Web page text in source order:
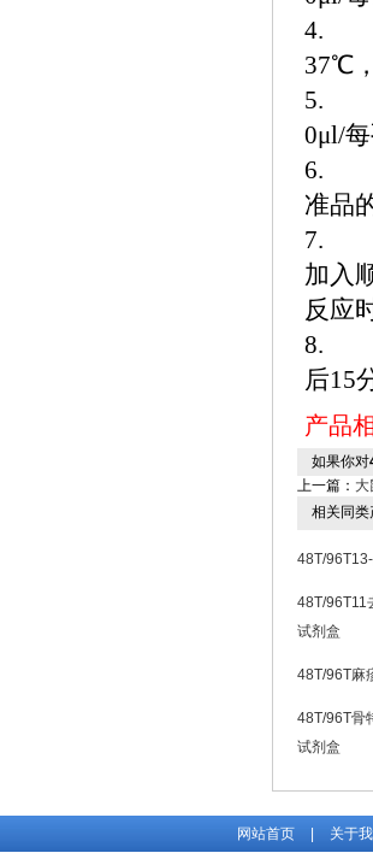
4. 每
37℃
5. 温
0μl/每
6. 依
准品
7. 依
加入
反应
8. 用
后15
产品
如果你对
上一篇：
相关同类
48T/
48T/96T11
试剂盒
48T/96T麻
48T/96T骨
试剂盒
网站首页 关于